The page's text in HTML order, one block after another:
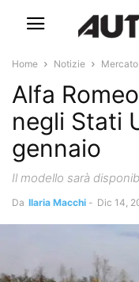
Home Notizie Mercato
Alfa
negli Stati
gennaio
Il modello sarà
Da Ilaria Macchi - Dic 14,